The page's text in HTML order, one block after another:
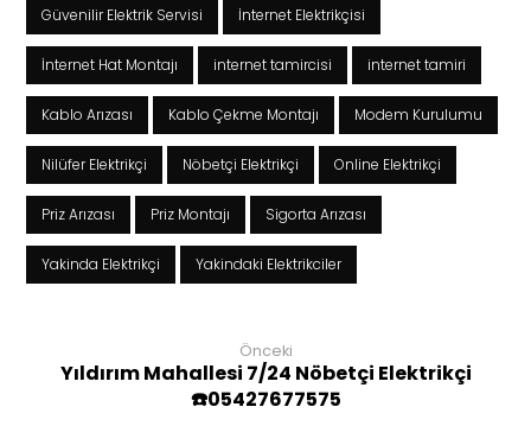
Güvenilir Elektrik Servisi İnternet Elektrikçisi
İnternet Hat Montajı internet tamircisi internet tamiri
Kablo Arızası Kablo Çekme Montajı Modem Kurulumu
Nilüfer Elektrikçi Nöbetçi Elektrikçi Online Elektrikçi
Priz Arızası Priz Montajı Sigorta Arızası
Yakinda Elektrikçi Yakindaki Elektrikciler
Önceki
Yıldırım Mahallesi 7/24 Nöbetçi Elektrikçi
☎️05427677575